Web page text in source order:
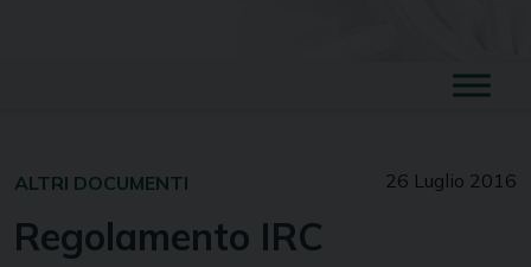
26 Luglio 2016
ALTRI DOCUMENTI
Regolamento IRC